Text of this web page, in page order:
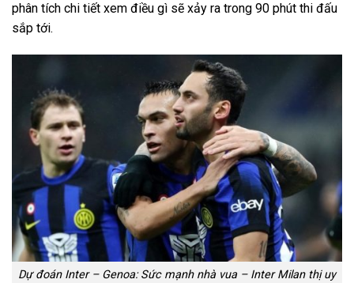
phân tích chi tiết xem điều gì sẽ xảy ra trong 90 phút thi đấu
sắp tới.
Dự đoán Inter – Genoa: Sức mạnh nhà vua – Inter Milan thị uy